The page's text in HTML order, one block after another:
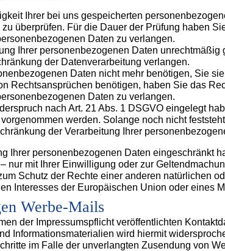
Ihrer bei uns gespeicherten
überprüfen. Für die Dauer der Prüfung haben
Daten zu verlangen.
Ihrer personenbezogenen Daten
der Datenverarbeitung verlangen.
Daten nicht mehr benötigen, Sie
Rechtsansprüchen benötigen, haben Sie das
Daten zu verlangen.
nach Art. 21 Abs. 1 DSGVO eingelegt
werden. Solange noch nicht
der Verarbeitung Ihrer
Ihrer personenbezogenen Daten eingeschränkt
nur mit Ihrer Einwilligung oder zur
Schutz der Rechte einer anderen natürlichen
Interesses der Europäischen Union oder eines
Werbe-Mails
der Impressumspflicht veröffentlichten
Informationsmaterialien wird hiermit
im Falle der unverlangten Zusendung von